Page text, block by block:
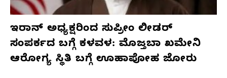
ಇರಾನ್ ಅಧ್ಯಕ್ಷರಿಂದ ಸುಪ್ರೀಂ ಲೀಡರ್
ಸಂಪರ್ಕದ ಬಗ್ಗೆ ಕಳವಳ: ಮೊಜ್ತಬಾ ಖಮೇನಿ
ಆರೋಗ್ಯ ಸ್ಥಿತಿ ಬಗ್ಗೆ ಊಹಾಪೋಹ ಜೋರು